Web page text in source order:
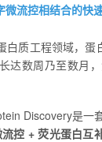
流控相结合的快
白质工程领域，
达数周乃至数月
Discovery是一
控 + 荧光蛋白互